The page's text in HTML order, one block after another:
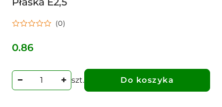
(0)
Cena:
0.86
szt. Do koszyka